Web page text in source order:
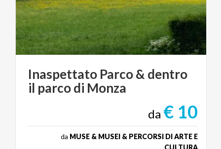
Inaspettato Parco& dentro
il parcodi Monza
da € 10
da MUSE & MUSEI & PERCORSI DI ARTE E